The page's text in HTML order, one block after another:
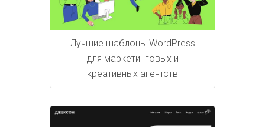
Лучшие шаблоны WordPress
для маркетинговых и
креативных агентств